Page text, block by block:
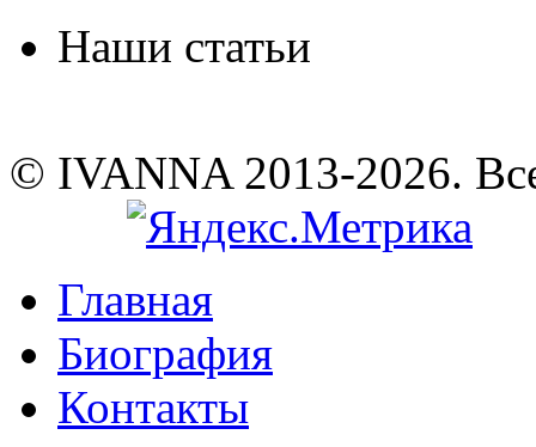
Наши статьи
© IVANNA 2013-2026.
Главная
Биография
Контакты